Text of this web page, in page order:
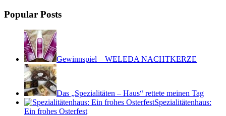
Popular Posts
Gewinnspiel – WELEDA NACHTKERZE
Das „Spezialitäten – Haus“ rettete meinen Tag
Spezialitätenhaus:
Ein frohes Osterfest